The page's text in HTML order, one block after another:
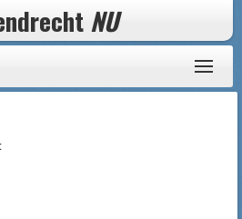
NU